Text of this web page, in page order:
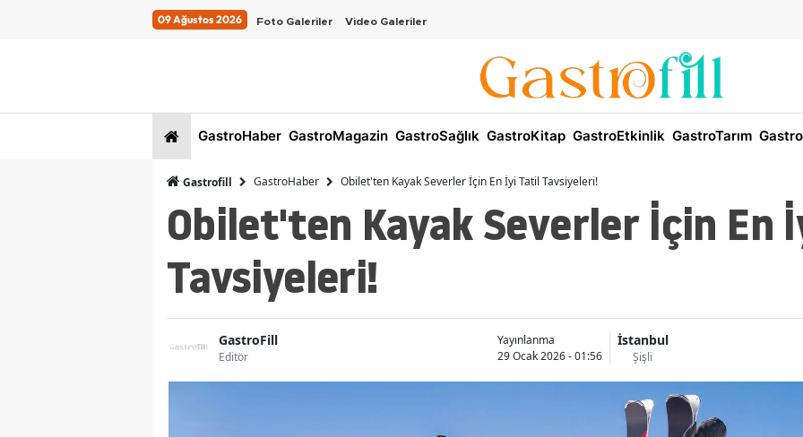
09 Ağustos 2026 Foto Galeriler Video Galeriler
GastroHaber GastroMagazin GastroSağlık GastroKitap GastroEtkinlik GastroTarım
Gastrofill GastroHaber Obilet'ten Kayak Severler İçin En İyi Tatil Tavsiyeleri!
Obilet'ten Kayak Severler İçin En
Tavsiyeleri!
GastroFill
Editör
Yayınlanma
29 Ocak 2026 - 01:56
İstanbul
Şişli